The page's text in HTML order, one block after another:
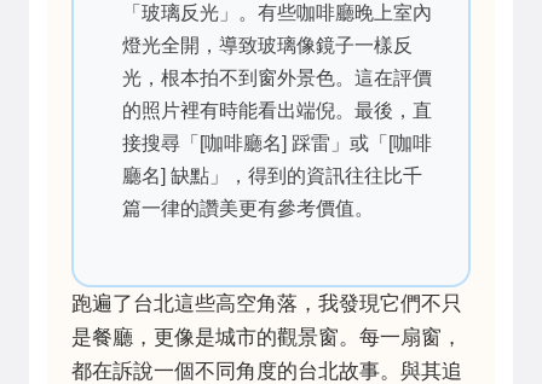
「玻璃反光」。有些咖啡廳晚上室內
燈光全開，導致玻璃像鏡子一樣反
光，根本拍不到窗外景色。這在評價
的照片裡有時能看出端倪。最後，直
接搜尋「[咖啡廳名] 踩雷」或「[咖啡
廳名] 缺點」，得到的資訊往往比千
篇一律的讚美更有參考價值。
跑遍了台北這些高空角落，我發現它們不只
是餐廳，更像是城市的觀景窗。每一扇窗，
都在訴說一個不同角度的台北故事。與其追